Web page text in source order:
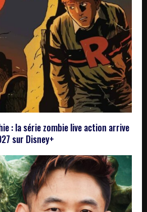
: la série zombie live action arrive
sur Disney+